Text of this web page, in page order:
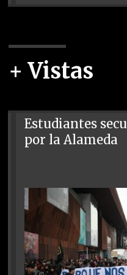
+ Vistas
Estudiantes
por la Alameda